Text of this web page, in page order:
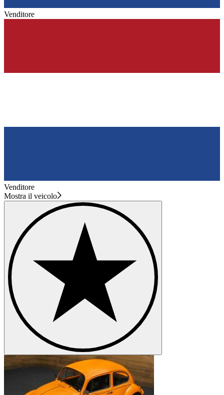
Venditore
Venditore
Mostra il veicolo